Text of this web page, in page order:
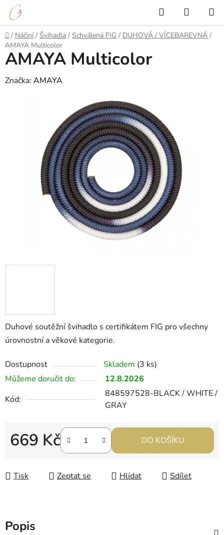
Přejít
obsah
Hledat
KOŠÍK
Domů
/ Náčiní / Švihadla / Schválená FIG / DUHOVÁ / VÍCEBAREVNÁ /
AMAYA Multicolor
Duhové soutěžní švihadlo s certifikátem FIG pro všechny
úrovnostní a věkové kategorie.
Dostupnost Skladem (3 ks)
Můžeme doručit do:
12.8.2026
Kód:
848597528-BLACK / WHITE /
GRAY
669 Kč DO KOŠÍKU
Tisk Zeptat se Hlídat Sdílet
AMAYA Multicolor
Značka: AMAYA
Popis